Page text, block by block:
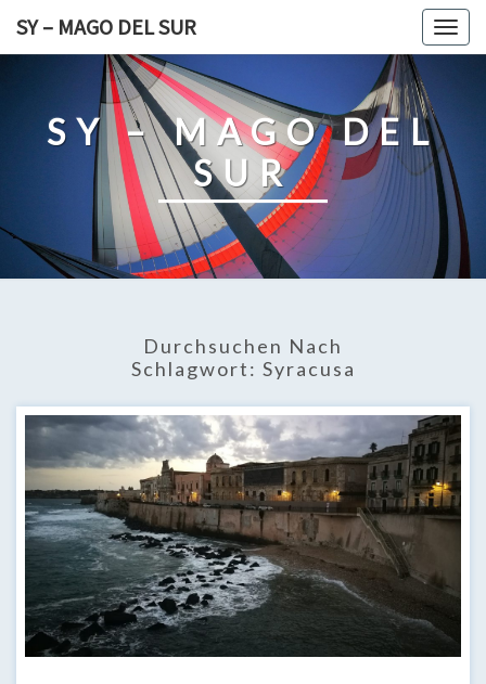
SY – MAGO DEL SUR
SY – MAGO DEL
SUR
Durchsuchen Nach
Schlagwort: Syracusa